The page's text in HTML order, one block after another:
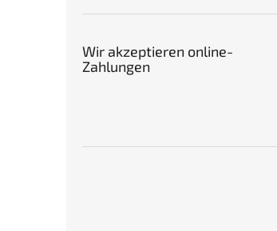
Wir akzeptieren online-
Zahlungen